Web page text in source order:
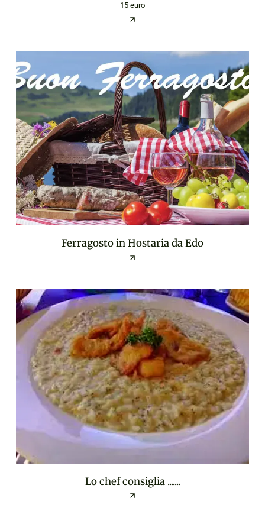
15 euro
Ferragosto in Hostaria da Edo
Lo chef consiglia .......